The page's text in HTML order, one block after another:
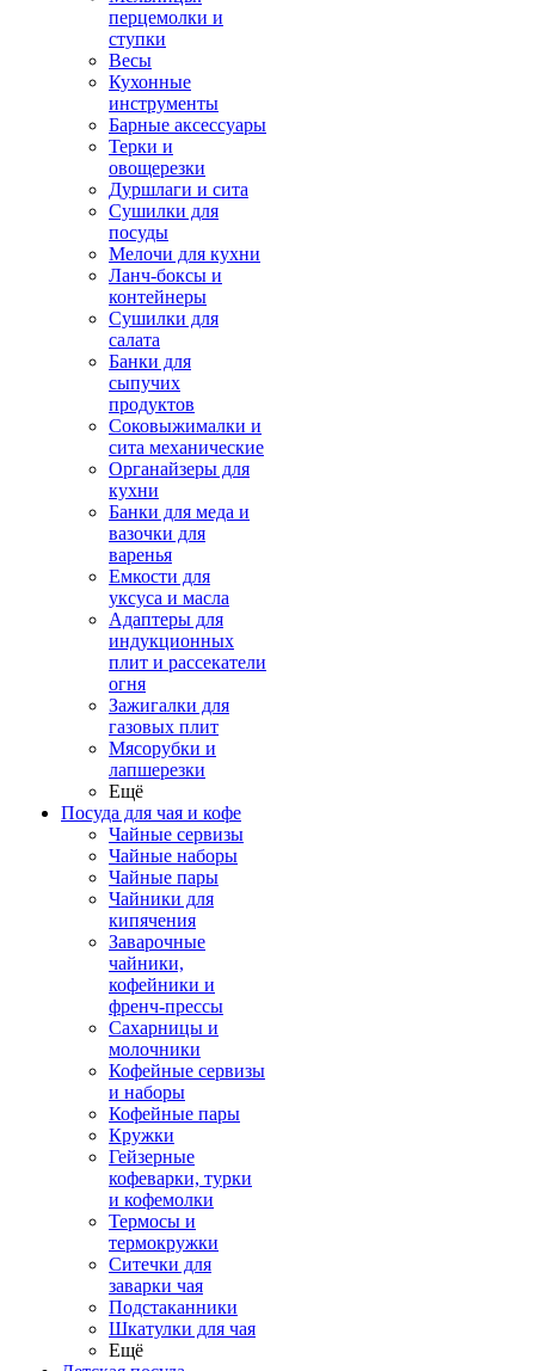
перцемолки и
ступки
Весы
Кухонные
инструменты
Барные аксессуары
Терки и
овощерезки
Дуршлаги и сита
Сушилки для
посуды
Мелочи для кухни
Ланч-боксы и
контейнеры
Сушилки для
салата
Банки для
сыпучих
продуктов
Соковыжималки и
сита механические
Органайзеры для
кухни
Банки для меда и
вазочки для
варенья
Емкости для
уксуса и масла
Адаптеры для
индукционных
плит и рассекатели
огня
Зажигалки для
газовых плит
Мясорубки и
лапшерезки
Ещё
Посуда для чая и кофе
Чайные сервизы
Чайные наборы
Чайные пары
Чайники для
кипячения
Заварочные
чайники,
кофейники и
френч-прессы
Сахарницы и
молочники
Кофейные сервизы
и наборы
Кофейные пары
Кружки
Гейзерные
кофеварки, турки
и кофемолки
Термосы и
термокружки
Ситечки для
заварки чая
Подстаканники
Шкатулки для чая
Ещё